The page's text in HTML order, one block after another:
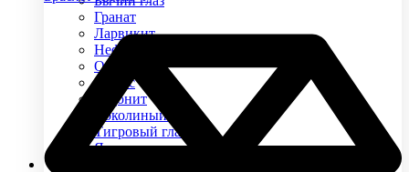
Гранат
Ларвикит
Нефрит
Обсидиан
Оникс
Родонит
Соколиный глаз
Тигровый глаз
Яшма